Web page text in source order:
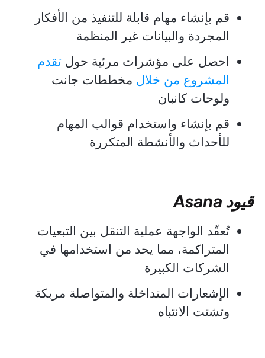
قم بإنشاء مهام قابلة للتنفيذ من الأفكار
المجردة والبيانات غير المنظمة
احصل على مؤشرات مرئية حول تقدم
المشروع من خلال مخططات جانت
ولوحات كانبان
قم بإنشاء واستخدام قوالب المهام
للأحداث والأنشطة المتكررة
قيود Asana
تُعقّد الواجهة عملية التنقل بين التبعيات
المتراكمة، مما يحد من استخدامها في
الشركات الكبيرة
الإشعارات المتداخلة والمتواصلة مربكة
وتشتت الانتباه